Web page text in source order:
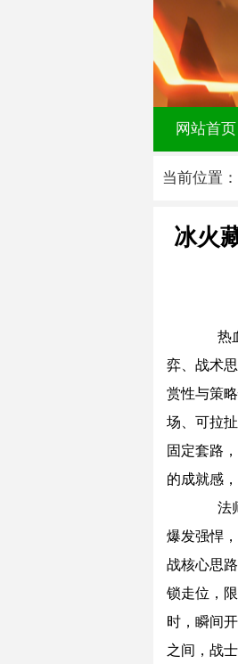
网站首页
当前位置：
冰火
热血
弈、战术
赏性与策
场、可拉
固定套路
的成就感
法师
爆发强悍
战核心思
锁走位，
时，瞬间
之间，战